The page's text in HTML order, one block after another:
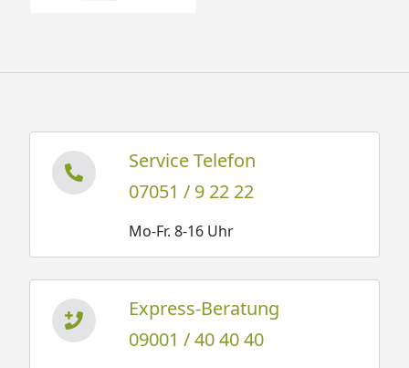
Service Telefon
07051 / 9 22 22
Mo-Fr. 8-16 Uhr
Express-Beratung
09001 / 40 40 40